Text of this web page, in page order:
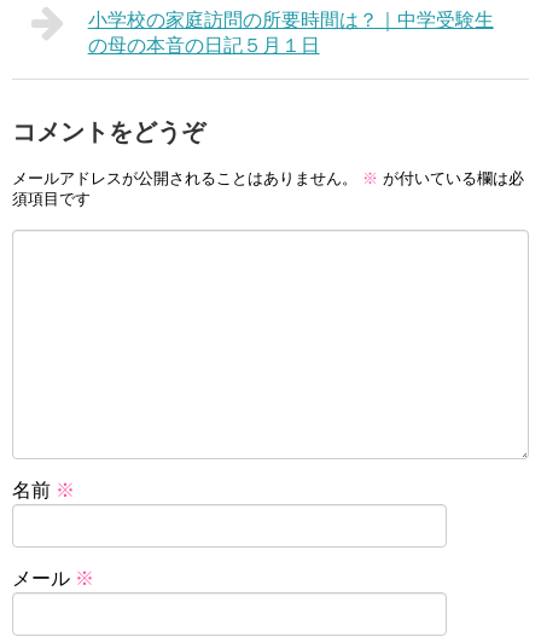
小学校の家庭訪問の所要時間は？｜中学受験生
の母の本音の日記５月１日
コメントをどうぞ
メールアドレスが公開されることはありません。 ※ が付いている欄は必
須項目です
名前 ※
メール ※